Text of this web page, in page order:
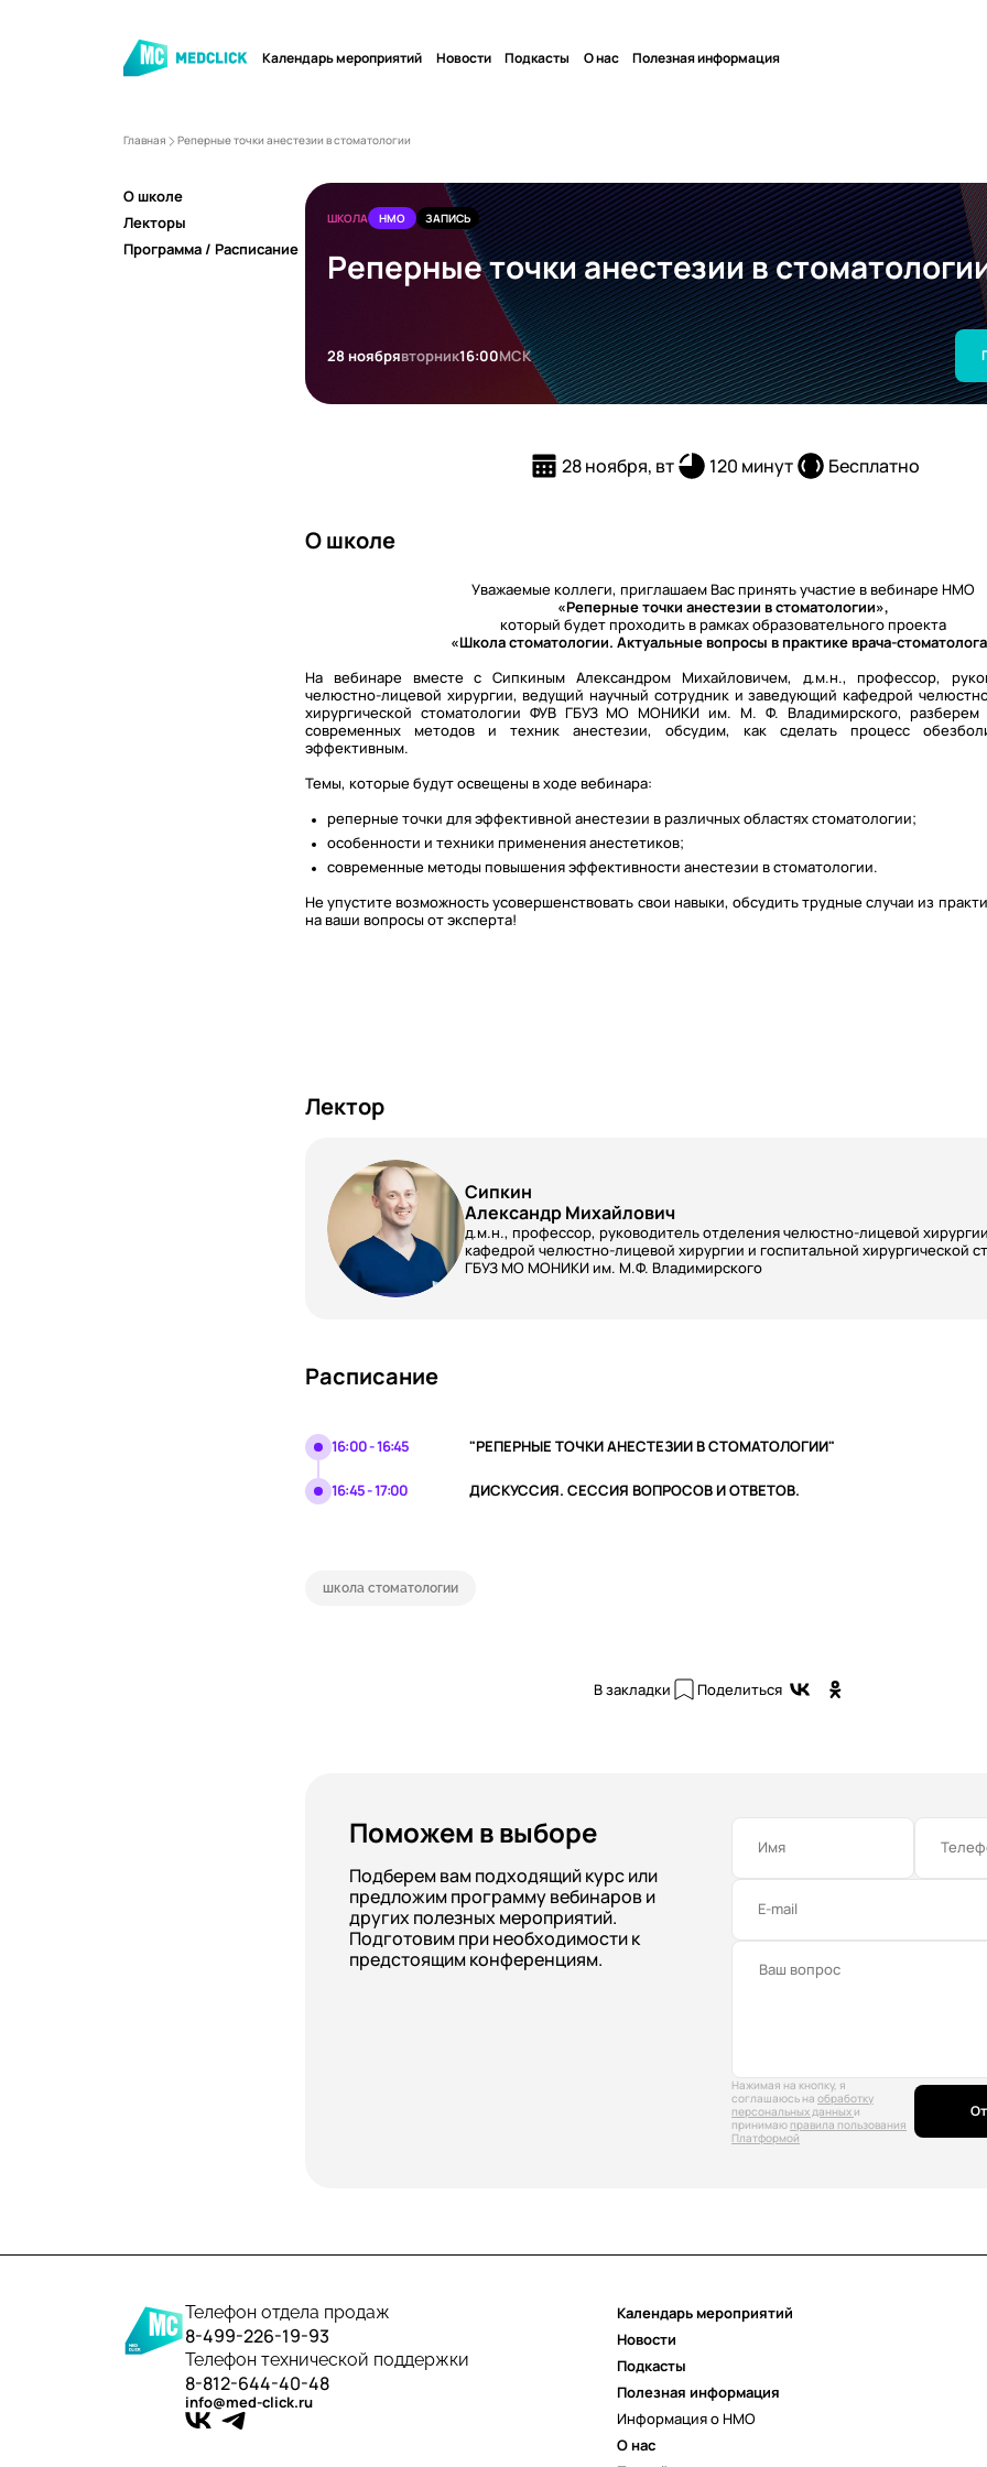
Календарь мероприятий Новости Подкасты О нас Полезная информация
Главная Реперные точки анестезии в стоматологии
О школе
Лекторы
Программа / Расписание
ШКОЛА НМО ЗАПИСЬ
Реперные точки анестезии в
28 ноябрявторник16:00МСК
28 ноября, вт 120 минут Бесплатно
О школе
Уважаемые коллеги, приглашаем Вас принять участие в вебинаре НМО
«Реперные точки анестезии в стоматологии»,
который будет проходить в рамках образовательного проекта
«Школа стоматологии. Актуальные вопросы в практике врача-
На вебинаре вместе с Сипкиным Александром Михайловичем, д.м.н., профессор,
челюстно-лицевой хирургии, ведущий научный сотрудник и заведующий кафедрой
хирургической стоматологии ФУВ ГБУЗ МО МОНИКИ им. М. Ф. Владимирского, разберем
современных методов и техник анестезии, обсудим, как сделать процесс
эффективным.
Темы, которые будут освещены в ходе вебинара:
реперные точки для эффективной анестезии в различных областях стоматологии;
особенности и техники применения анестетиков;
современные методы повышения эффективности анестезии в стоматологии.
Не упустите возможность усовершенствовать свои навыки, обсудить трудные случаи из
на ваши вопросы от эксперта!
Лектор
Сипкин
Александр Михайлович
д.м.н., профессор, руководитель отделения челюстно-лицевой
кафедрой челюстно-лицевой хирургии и госпитальной хирургической
ГБУЗ МО МОНИКИ им. М.Ф. Владимирского
Расписание
16:00 - 16:45 "РЕПЕРНЫЕ ТОЧКИ АНЕСТЕЗИИ В СТОМАТОЛОГИИ"
16:45 - 17:00 ДИСКУССИЯ. СЕССИЯ ВОПРОСОВ И ОТВЕТОВ.
школа стоматологии
В закладки Поделиться
Поможем в выборе
Подберем вам подходящий курс или
предложим программу вебинаров и
других полезных мероприятий.
Подготовим при необходимости к
предстоящим конференциям.
Имя
E-mail
Нажимая на кнопку, я
соглашаюсь на обработку
персональных данных и
принимаю правила пользования
Платформой
Телефон отдела продаж
8-499-226-19-93
Телефон технической поддержки
8-812-644-40-48
info@med-click.ru
Календарь мероприятий
Новости
Подкасты
Полезная информация
Информация о НМО
О нас